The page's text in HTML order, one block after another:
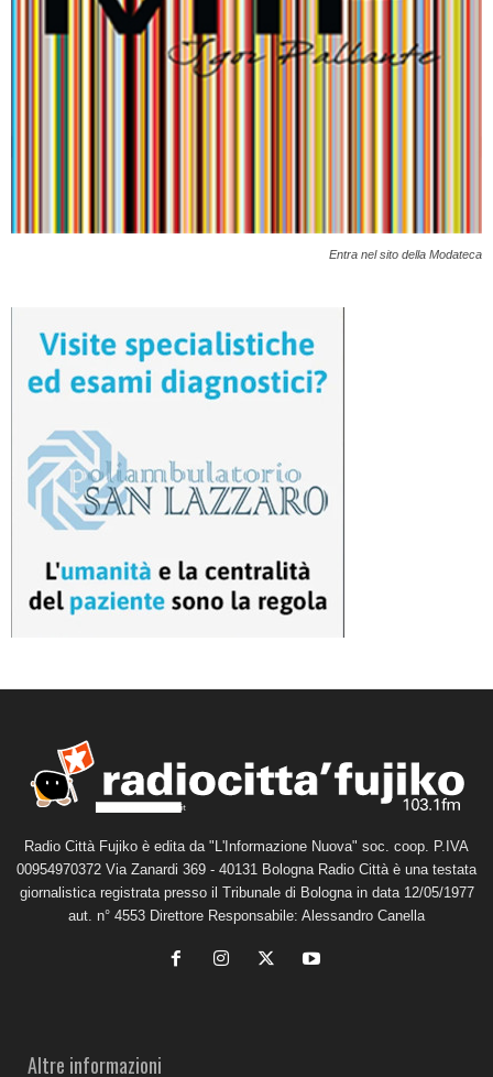
Entra nel sito della Modateca
Radio Città Fujiko è edita da "L'Informazione Nuova" soc. coop. P.IVA
00954970372 Via Zanardi 369 - 40131 Bologna Radio Città è una testata
giornalistica registrata presso il Tribunale di Bologna in data 12/05/1977
aut. n° 4553 Direttore Responsabile: Alessandro Canella
Altre informazioni